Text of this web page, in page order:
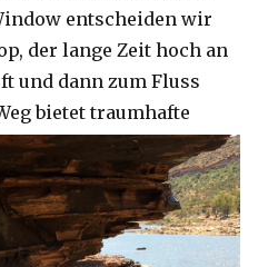
entscheiden wir
der lange Zeit hoch an
und dann zum Fluss
bietet traumhafte